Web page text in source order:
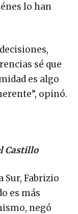
lo han
sé que
es algo
opinó.
Castillo
Sur, Fabrizio
es más
negó